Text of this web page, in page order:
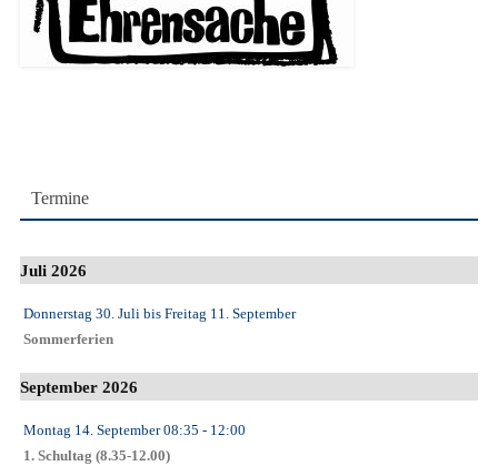
Termine
Juli 2026
Donnerstag 30. Juli bis Freitag 11. September
Sommerferien
September 2026
Montag 14. September08:35 - 12:00
1. Schultag (8.35-12.00)